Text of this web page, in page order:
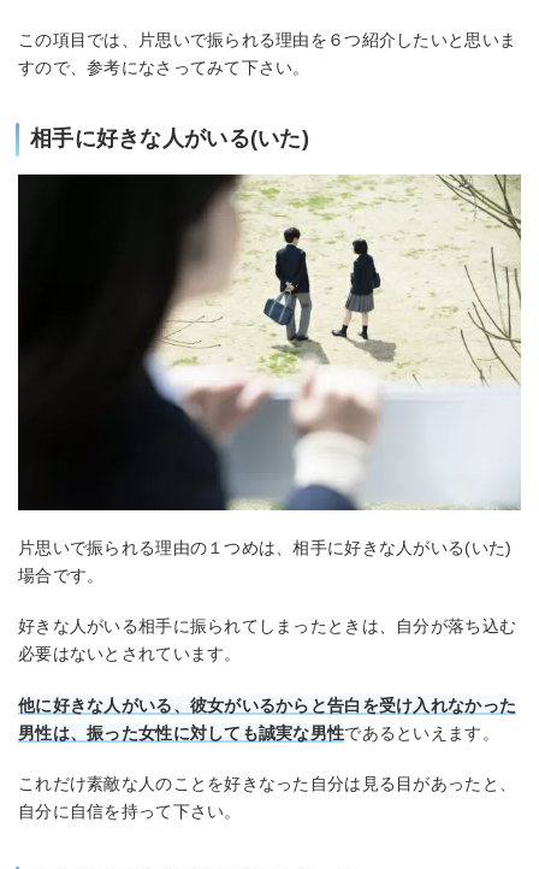
この項目では、片思いで振られる理由を６つ紹介したいと思いま
すので、参考になさってみて下さい。
相手に好きな人がいる(いた)
片思いで振られる理由の１つめは、相手に好きな人がいる(いた)
場合です。
好きな人がいる相手に振られてしまったときは、自分が落ち込む
必要はないとされています。
他に好きな人がいる、彼女がいるからと告白を受け入れなかった
男性は、振った女性に対しても誠実な男性であるといえます。
これだけ素敵な人のことを好きなった自分は見る目があったと、
自分に自信を持って下さい。